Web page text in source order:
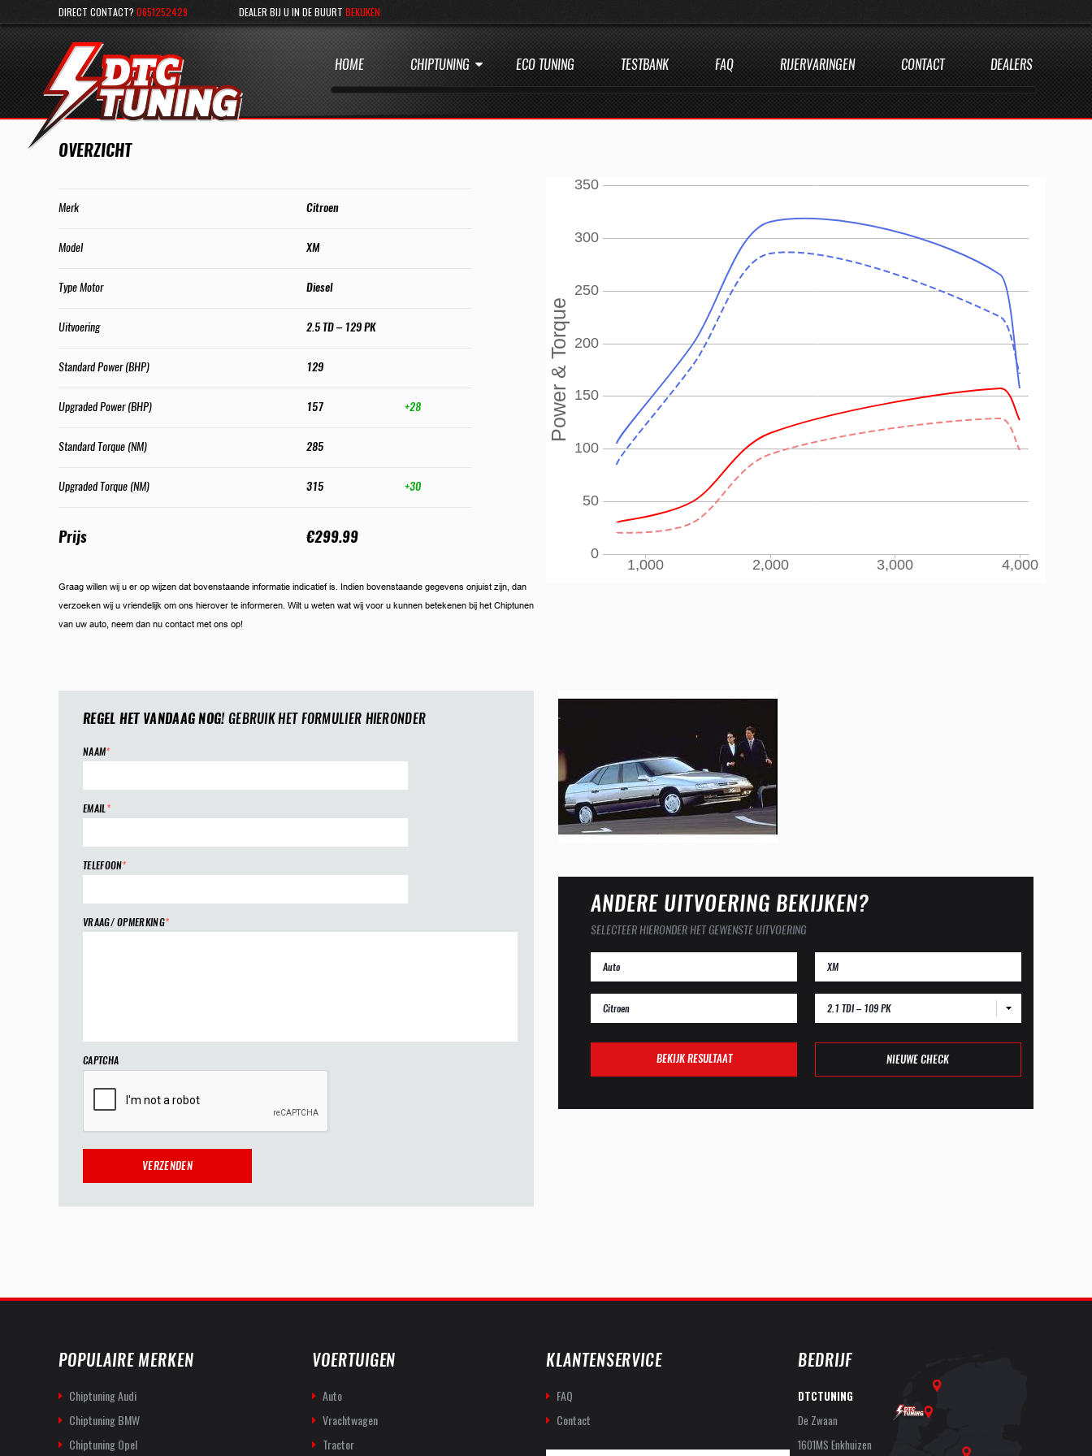
DIRECT CONTACT? 0651252429 DEALER BIJ U IN DE BUURT BEKIJKEN
HOME CHIPTUNING ECO TUNING TESTBANK FAQ RIJERVARINGEN CONTACT DEALERS
OVERZICHT
Merk Citroen
Model XM
Type Motor Diesel
Uitvoering 2.5 TD – 129 PK
Standard Power (BHP) 129
Upgraded Power (BHP) 157 +28
Standard Torque (NM) 285
Upgraded Torque (NM) 315 +30
Prijs €299.99
Graag willen wij u er op wijzen dat bovenstaande informatie indicatief is. Indien bovenstaande gegevens onjuist zijn, dan
verzoeken wij u vriendelijk om ons hierover te informeren. Wilt u weten wat wij voor u kunnen betekenen bij het Chiptunen
van uw auto, neem dan nu contact met ons op!
REGEL HET VANDAAG NOG!GEBRUIK HET FORMULIER HIERONDER
NAAM*
EMAIL*
TELEFOON*
VRAAG/ OPMERKING*
CAPTCHA
ANDERE UITVOERING BEKIJKEN?
SELECTEER HIERONDER HET GEWENSTE UITVOERING
2.1 TDI – 109 PK
BEKIJK RESULTAAT NIEUWE CHECK
POPULAIRE MERKEN
Chiptuning Audi
Chiptuning BMW
Chiptuning Opel
VOERTUIGEN
Auto
Vrachtwagen
Tractor
KLANTENSERVICE
FAQ
Contact
BEDRIJF
DTCTUNING
De Zwaan
1601MS Enkhuizen